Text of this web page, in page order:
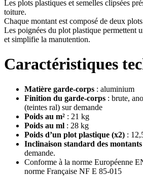
Les plots plastiques et semelles clipsées
toiture.
Chaque montant est composé de deux
Les poignées du plot plastique permettent
et simplifie la manutention.
Caractéristiques
Matière garde-corps : aluminium
Finition du garde-corps : brute,
(teintes ral) sur demande
Poids au m² : 21 kg
Poids au ml : 28 kg
Poids d’un plot plastique (x2) :
Inclinaison standard des montants
demande.
Conforme à la norme Européenne
norme Française NF E 85-015